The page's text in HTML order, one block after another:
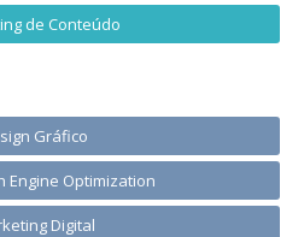
de Conteúdo
Gráfico
Engine Optimization
Digital